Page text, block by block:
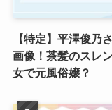
【特定】平澤俊乃
画像！茶髪のスレ
女で元風俗嬢？